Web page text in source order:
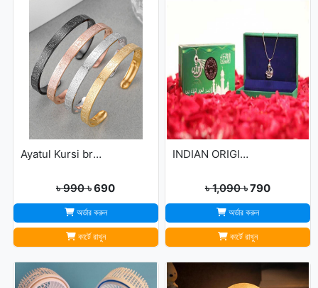
Ayatul Kursi bracelet
৳ 990৳ 690
অর্ডার করুন
কার্টে রাখুন
INDIAN ORIGINAL ALLAH BARKAT LOCKET - GOLDEN/SILVER
৳ 1,090৳ 790
অর্ডার করুন
কার্টে রাখুন